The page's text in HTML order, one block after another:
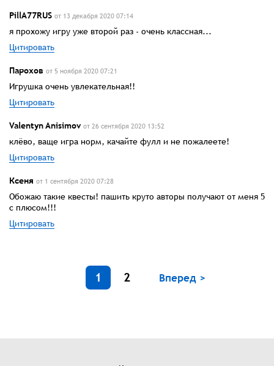
PillA77RUS от 13 декабря 2020 07:14
я прохожу игру уже второй раз - очень классная...
Цитировать
Парохов от 5 ноября 2020 07:21
Игрушка очень увлекательная!!
Цитировать
Valentyn Anisimov от 26 сентября 2020 13:52
клёво, ваще игра норм, качайте фулл и не пожалеете!
Цитировать
Ксеня от 1 сентября 2020 07:28
Обожаю такие квесты! пашить круто авторы получают от меня 5
с плюсом!!!
Цитировать
1 2 Вперед >